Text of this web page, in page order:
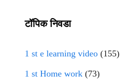
टॉपिक निवडा
1 st e learning video (155)
1 st Home work (73)